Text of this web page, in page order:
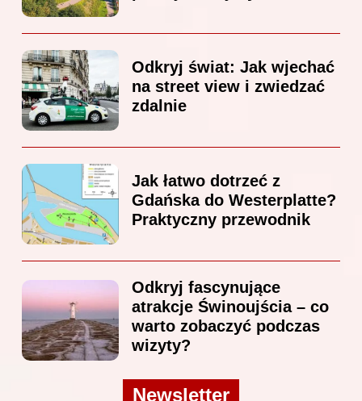
Odkryj świat: Jak wjechać
na street view i zwiedzać
zdalnie
Jak łatwo dotrzeć z
Gdańska do Westerplatte?
Praktyczny przewodnik
Odkryj fascynujące
atrakcje Świnoujścia – co
warto zobaczyć podczas
wizyty?
Newsletter